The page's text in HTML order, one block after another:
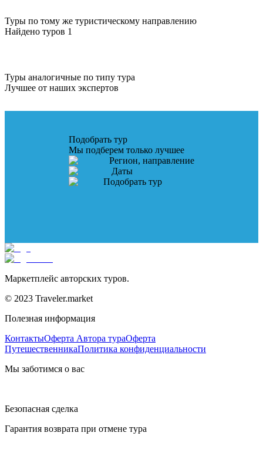
Туры по тому же туристическому направлению
Найдено туров 1
Туры аналогичные по типу тура
Лучшее от наших экспертов
Подобрать тур
Мы подберем только лучшее
Регион, направление
Даты
Подобрать тур
Маркетплейс авторских туров.
© 2023 Traveler.market
Полезная информация
КонтактыОферта Автора тураОферта
ПутешественникаПолитика конфиденциальности
Мы заботимся о вас
Безопасная сделка
Гарантия возврата при отмене тура